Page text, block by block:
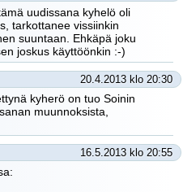
uudissana kyhelö oli
tarkottanee vissiinkin
suuntaan. Ehkäpä joku
joskus käyttöönkin :-)
20.4.2013 klo 20:30
kyherö on tuo Soinin
muunnoksista,
16.5.2013 klo 20:55